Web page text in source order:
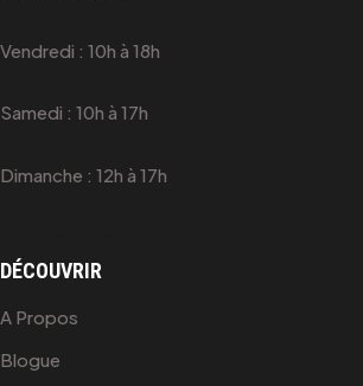
Vendredi : 10h à 18h
Samedi : 10h à 17h
Dimanche : 12h à 17h
DÉCOUVRIR
A Propos
Blogue